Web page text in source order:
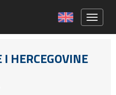
HERCEGOVINE